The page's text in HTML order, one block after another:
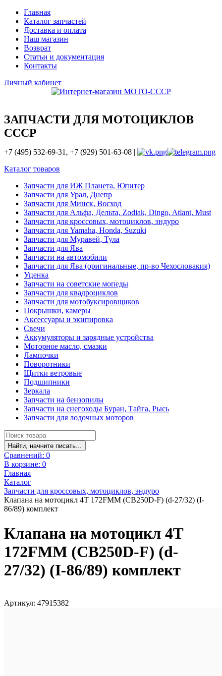
Главная
Каталог запчастей
Доставка и оплата
Наш магазин
Возврат
Статьи и документация
Контакты
Личный кабинет
ЗАПЧАСТИ ДЛЯ МОТОЦИКЛОВ
СССР
+7 (495) 532-69-31, +7 (929) 501-63-08 |
Каталог товаров
Запчасти для ИЖ Планета, Юпитер
Запчасти для Урал, Днепр
Запчасти для Минск, Восход
Запчасти для Альфа, Дельта, Zodiak, Dingo, Atlant, Must
Запчасти для кроссовых, мотоциклов, эндуро
Запчасти для Yamaha, Honda, Suzuki
Запчасти для Муравей, Тула
Запчасти для Ява
Запчасти на автомобили
Запчасти для Ява (оригинальные, пр-во Чехословакия)
Уценка
Запчасти на советские мопеды
Запчасти для квадроциклов
Запчасти для мотобуксировщиков
Покрышки, камеры
Аксессуары и экипировка
Свечи
Аккумуляторы и зарядные устройства
Моторное масло, смазки
Лампочки
Поворотники
Щитки ветровые
Подшипники
Зеркала
Запчасти на бензопилы
Запчасти на снегоходы Буран, Тайга, Рысь
Запчасти для лодочных моторов
Найти, начните писать...
Сравнений: 0
В корзине: 0
Главная
Каталог
Запчасти для кроссовых, мотоциклов, эндуро
Клапана на мотоцикл 4Т 172FMM (CB250D-F) (d-27/32) (I-
86/89) комплект
Клапана на мотоцикл 4Т
172FMM (CB250D-F) (d-
27/32) (I-86/89) комплект
Артикул: 47915382